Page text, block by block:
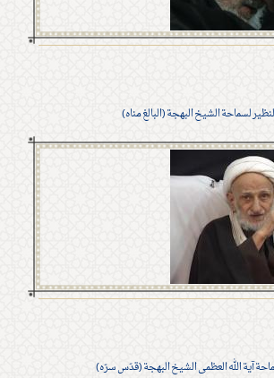
لسماحة الشيخ البهجة (البالغ مناه)
آية الله العظمى الشيخ البهجة (قدّس سرّه)